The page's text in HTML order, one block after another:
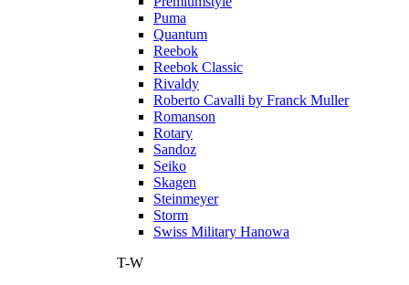
Puma
Quantum
Reebok
Reebok Classic
Rivaldy
Roberto Cavalli by Franck Muller
Romanson
Rotary
Sandoz
Seiko
Skagen
Steinmeyer
Storm
Swiss Military Hanowa
T-W